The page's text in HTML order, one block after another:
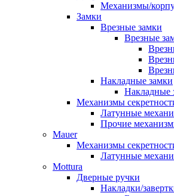
Механизмы/
Замки
Врезные замки
Врезные
Накладные замки
Накладные
Механизмы
Латунные
Прочие
Mauer
Механизмы
Латунные
Mottura
Дверные ручки
Накладки/